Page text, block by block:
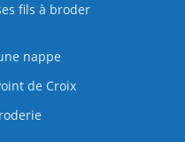
fils à broder
nappe
de Croix